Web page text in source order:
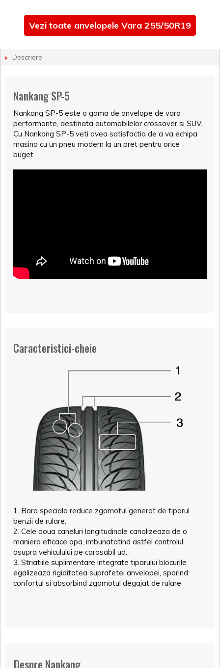
Vezi toate anvelopele Vara 255/50R19
Descriere
Nankang SP-5
Nankang SP-5 este o gama de anvelope de vara
performante, destinata automobilelor crossover si SUV.
Cu Nankang SP-5 veti avea satisfactia de a va echipa
masina cu un pneu modern la un pret pentru orice
buget.
Caracteristici-cheie
1. Bara speciala reduce zgomotul generat de tiparul
benzii de rulare.
2. Cele doua caneluri longitudinale canalizeaza de o
maniera eficace apa, imbunatatind astfel controlul
asupra vehiculului pe carosabil ud.
3. Striatiile suplimentare integrate tiparului blocurile
egalizeaza rigiditatea suprafetei anvelopei, sporind
confortul si absorbind zgomotul degajat de rulare
Despre Nankang